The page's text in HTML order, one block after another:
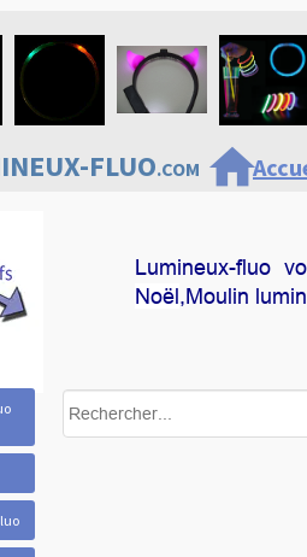
FLUO.COMhome
Lumineux-fluo
Noël,Moulin